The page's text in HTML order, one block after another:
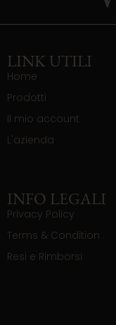
LINK UTILI
Home
Prodotti
Il mio account
L'azienda
INFO LEGALI
Privacy Policy
Terms & Condition
Resi e Rimborsi